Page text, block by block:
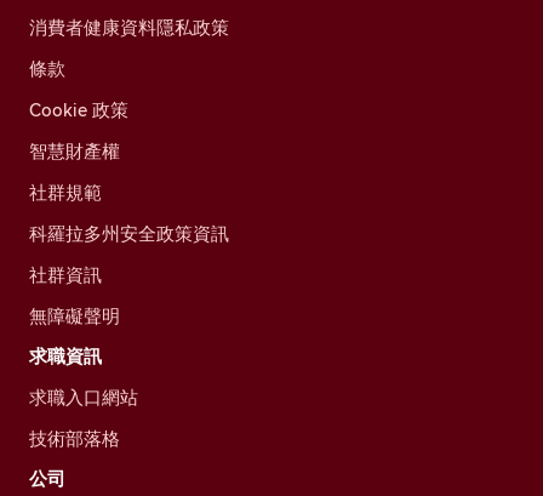
消費者健康資料隱私政策
條款
Cookie 政策
智慧財產權
社群規範
科羅拉多州安全政策資訊
社群資訊
無障礙聲明
求職資訊
求職入口網站
技術部落格
公司